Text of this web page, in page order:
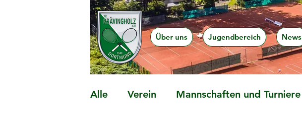
Über uns Jugendbereich News
Alle Verein Mannschaften und Turniere